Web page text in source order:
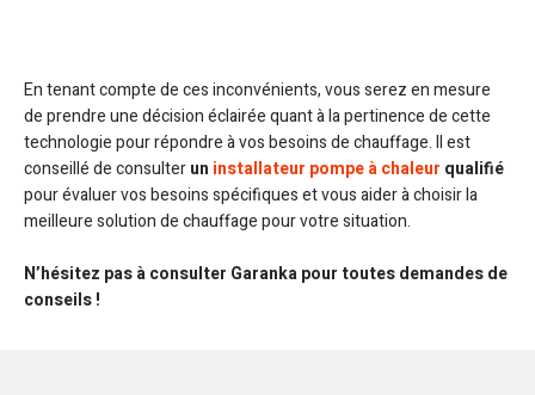
En tenant compte de ces inconvénients, vous serez en mesure
de prendre une décision éclairée quant à la pertinence de cette
technologie pour répondre à vos besoins de chauffage. Il est
conseillé de consulterun installateur pompe à chaleur qualifié
pour évaluer vos besoins spécifiques et vous aider à choisir la
meilleure solution de chauffage pour votre situation.
N’hésitez pas à consulter Garanka pour toutes demandes de
conseils !